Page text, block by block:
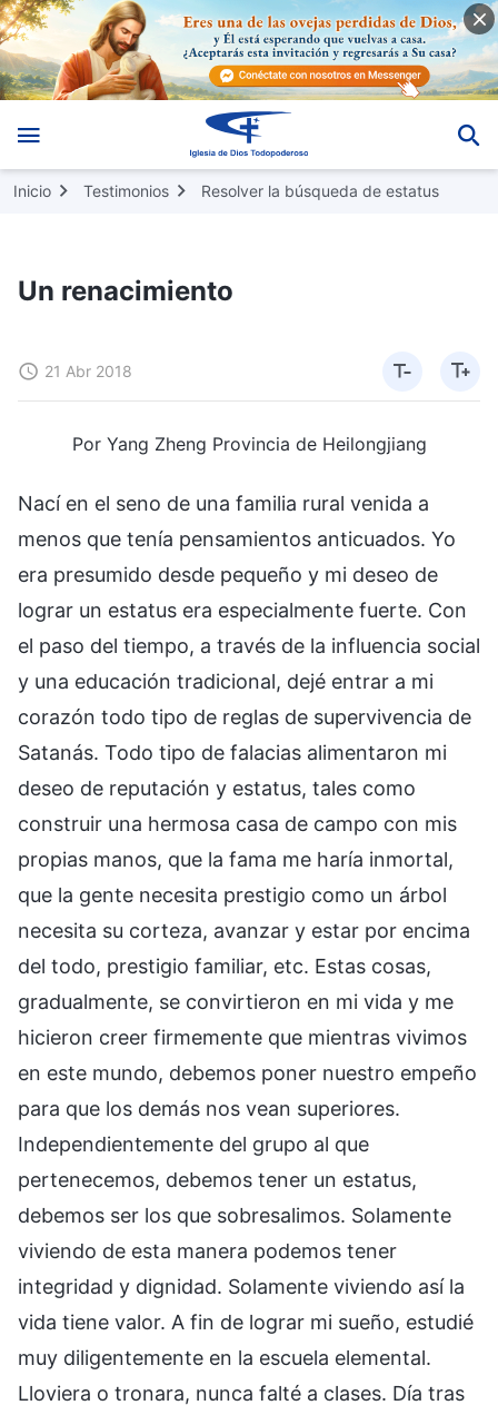
Inicio Testimonios Resolver la búsqueda de estatus
Un renacimiento
21 Abr 2018
Por Yang Zheng Provincia de Heilongjiang
Nací en el seno de una familia rural venida a
menos que tenía pensamientos anticuados. Yo
era presumido desde pequeño y mi deseo de
lograr un estatus era especialmente fuerte. Con
el paso del tiempo, a través de la influencia social
y una educación tradicional, dejé entrar a mi
corazón todo tipo de reglas de supervivencia de
Satanás. Todo tipo de falacias alimentaron mi
deseo de reputación y estatus, tales como
construir una hermosa casa de campo con mis
propias manos, que la fama me haría inmortal,
que la gente necesita prestigio como un árbol
necesita su corteza, avanzar y estar por encima
del todo, prestigio familiar, etc. Estas cosas,
gradualmente, se convirtieron en mi vida y me
hicieron creer firmemente que mientras vivimos
en este mundo, debemos poner nuestro empeño
para que los demás nos vean superiores.
Independientemente del grupo al que
pertenecemos, debemos tener un estatus,
debemos ser los que sobresalimos. Solamente
viviendo de esta manera podemos tener
integridad y dignidad. Solamente viviendo así la
vida tiene valor. A fin de lograr mi sueño, estudié
muy diligentemente en la escuela elemental.
Lloviera o tronara, nunca falté a clases. Día tras